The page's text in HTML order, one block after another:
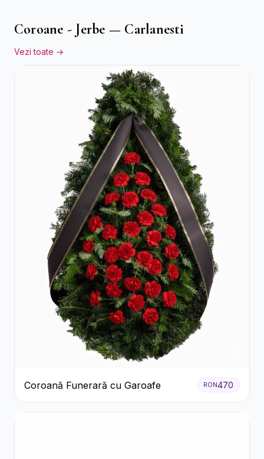
Coroane - Jerbe — Carlanesti
Vezi toate →
Coroană Funerară cu Garoafe RON470